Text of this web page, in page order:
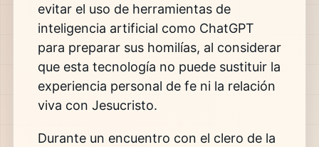
evitar el uso de herramientas de
inteligencia artificial como ChatGPT
para preparar sus homilías, al considerar
que esta tecnología no puede sustituir la
experiencia personal de fe ni la relación
viva con Jesucristo.
Durante un encuentro con el clero de la